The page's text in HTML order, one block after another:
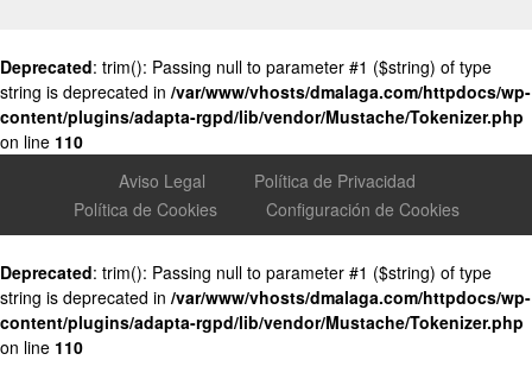
Deprecated: trim(): Passing null to parameter #1 ($string) of type
string is deprecated in /var/www/vhosts/dmalaga.com/httpdocs/wp-
content/plugins/adapta-rgpd/lib/vendor/Mustache/Tokenizer.php
on line 110
Aviso Legal
Política de Privacidad
Política de Cookies
Configuración de Cookies
Deprecated: trim(): Passing null to parameter #1 ($string) of type
string is deprecated in /var/www/vhosts/dmalaga.com/httpdocs/wp-
content/plugins/adapta-rgpd/lib/vendor/Mustache/Tokenizer.php
on line 110